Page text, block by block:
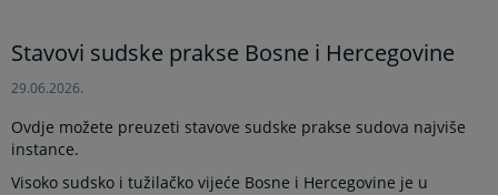
Stavovi sudske prakse Bosne i Hercegovine
29.06.2026.
Ovdje možete preuzeti stavove sudske prakse sudova najviše
instance.
Visoko sudsko i tužilačko vijeće Bosne i Hercegovine je u